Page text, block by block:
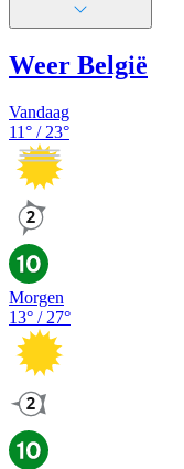
Weer België
Vandaag
11° / 23°
Morgen
13° / 27°